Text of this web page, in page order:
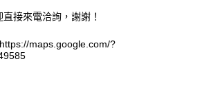
接來電洽詢，謝謝！
maps.google.com/?